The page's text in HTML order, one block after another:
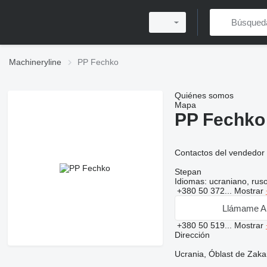
Machineryline PP Fechko
Quiénes somos
Mapa
PP Fechko
Contactos del vendedor
Stepan
Idiomas: ucraniano,
+380 50 372... Mostrar
Llámame
+380 50 519... Mostrar
Dirección
Ucrania, Óblast de